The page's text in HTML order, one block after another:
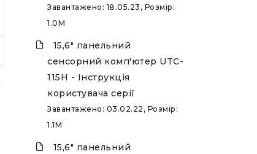
Завантажено: 18.05.23, Розмір:
1.0M
15,6" панельний
сенсорний комп'ютер UTC-
115H - Інструкція
користувача серії
Завантажено: 03.02.22, Розмір:
1.1M
15,6" панельний